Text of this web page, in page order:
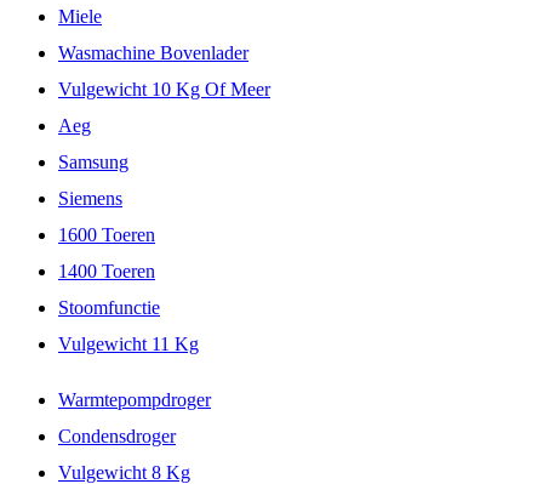
Miele
Wasmachine Bovenlader
Vulgewicht 10 Kg Of Meer
Aeg
Samsung
Siemens
1600 Toeren
1400 Toeren
Stoomfunctie
Vulgewicht 11 Kg
Warmtepompdroger
Condensdroger
Vulgewicht 8 Kg